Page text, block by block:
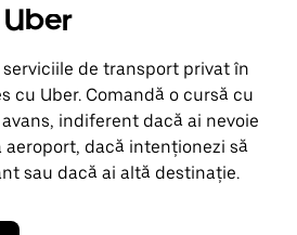
de transport privat în
cu Uber. Comandă o cursă cu
indiferent dacă ai nevoie
dacă intenționezi să
sau dacă ai altă destinație.